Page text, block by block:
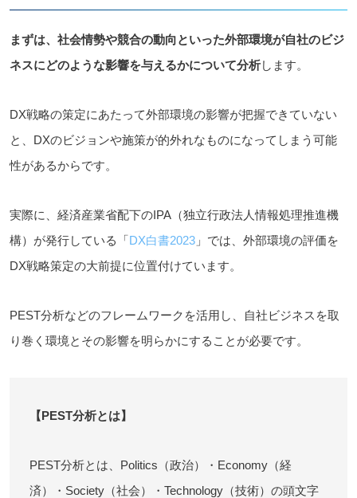
まずは、社会情勢や競合の動向といった外部環境が自社のビジ
ネスにどのような影響を与えるかについて分析します。
DX戦略の策定にあたって外部環境の影響が把握できていない
と、DXのビジョンや施策が的外れなものになってしまう可能
性があるからです。
実際に、経済産業省配下のIPA（独立行政法人情報処理推進機
構）が発行している「DX白書2023 」では、外部環境の評価を
DX戦略策定の大前提に位置付けています。
PEST分析などのフレームワークを活用し、自社ビジネスを取
り巻く環境とその影響を明らかにすることが必要です。
【PEST分析とは】
PEST分析とは、Politics（政治）・Economy（経
済）・Society（社会）・Technology（技術）の頭文字